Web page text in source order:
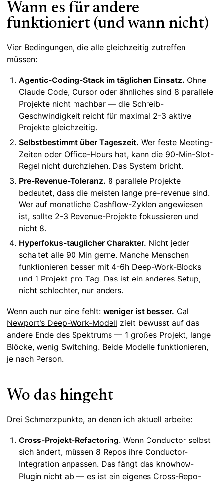
Wann es für andere
funktioniert (und wann nicht)
Vier Bedingungen, die alle gleichzeitig zutreffen
müssen:
Agentic-Coding-Stack im täglichen Einsatz. Ohne
Claude Code, Cursor oder ähnliches sind 8 parallele
Projekte nicht machbar — die Schreib-
Geschwindigkeit reicht für maximal 2-3 aktive
Projekte gleichzeitig.
Selbstbestimmt über Tageszeit. Wer feste Meeting-
Zeiten oder Office-Hours hat, kann die 90-Min-Slot-
Regel nicht durchziehen. Das System bricht.
Pre-Revenue-Toleranz. 8 parallele Projekte
bedeutet, dass die meisten lange pre-revenue sind.
Wer auf monatliche Cashflow-Zyklen angewiesen
ist, sollte 2-3 Revenue-Projekte fokussieren und
nicht 8.
Hyperfokus-tauglicher Charakter. Nicht jeder
schaltet alle 90 Min gerne. Manche Menschen
funktionieren besser mit 4-6h Deep-Work-Blocks
und 1 Projekt pro Tag. Das ist ein anderes Setup,
nicht schlechter, nur anders.
Wenn auch nur eine fehlt: weniger ist besser. Cal
Newport’s Deep-Work-Modell zielt bewusst auf das
andere Ende des Spektrums — 1 großes Projekt, lange
Blöcke, wenig Switching. Beide Modelle funktionieren,
je nach Person.
Wo das hingeht
Drei Schmerzpunkte, an denen ich aktuell arbeite:
Cross-Projekt-Refactoring. Wenn Conductor selbst
sich ändert, müssen 8 Repos ihre Conductor-
Integration anpassen. Das fängt das knowhow-
Plugin nicht ab — es ist ein eigenes Cross-Repo-